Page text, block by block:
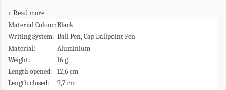
+ Read more
Material Colour:Black
Writing System: Ball Pen, Cap Ballpoint Pen
Material:
Aluminium
Weight:
16 g
Length opened: 12,6 cm
Length closed:
9,7 cm